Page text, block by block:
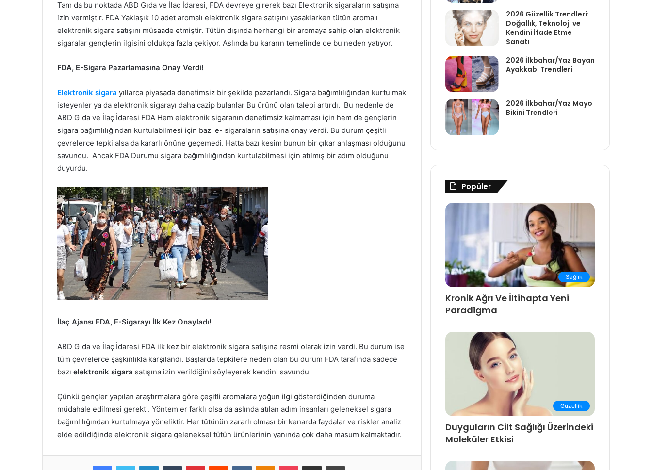
Tam da bu noktada ABD Gıda ve İlaç İdaresi, FDA devreye girerek bazı Elektronik sigaraların satışına
izin vermiştir. FDA Yaklaşık 10 adet aromalı elektronik sigara satışını yasaklarken tütün aromalı
elektronik sigara satışını müsaade etmiştir. Tütün dışında herhangi bir aromaya sahip olan elektronik
sigaralar gençlerin ilgisini oldukça fazla çekiyor. Aslında bu kararın temelinde de bu neden yatıyor.
FDA, E-Sigara Pazarlamasına Onay Verdi!
Elektronik sigara yıllarca piyasada denetimsiz bir şekilde pazarlandı. Sigara bağımlılığından kurtulmak
isteyenler ya da elektronik sigarayı daha cazip bulanlar Bu ürünü olan talebi artırdı. Bu nedenle de
ABD Gıda ve İlaç İdaresi FDA Hem elektronik sigaranın denetimsiz kalmaması için hem de gençlerin
sigara bağımlılığından kurtulabilmesi için bazı e- sigaraların satışına onay verdi. Bu durum çeşitli
çevrelerce tepki alsa da kararlı önüne geçemedi. Hatta bazı kesim bunun bir çıkar anlaşması olduğunu
savundu. Ancak FDA Durumu sigara bağımlılığından kurtulabilmesi için atılmış bir adım olduğunu
duyurdu.
İlaç Ajansı FDA, E-Sigarayı İlk Kez Onayladı!
ABD Gıda ve İlaç İdaresi FDA ilk kez bir elektronik sigara satışına resmi olarak izin verdi. Bu durum ise
tüm çevrelerce şaşkınlıkla karşılandı. Başlarda tepkilere neden olan bu durum FDA tarafında sadece
bazı elektronik sigara satışına izin verildiğini söyleyerek kendini savundu.
Çünkü gençler yapılan araştırmalara göre çeşitli aromalara yoğun ilgi gösterdiğinden duruma
müdahale edilmesi gerekti. Yöntemler farklı olsa da aslında atılan adım insanları geleneksel sigara
bağımlılığından kurtulmaya yöneliktir. Her tütünün zararlı olması bir kenarda faydalar ve riskler analiz
elde edildiğinde elektronik sigara geleneksel tütün ürünlerinin yanında çok daha masum kalmaktadır.
FacebookTwitter LinkedInTumblr PinterestReddit VKontakteOdnoklassniki
Pocket E-Posta ile paylaş Yazdır
2026 Güzellik Trendleri:
Doğallık, Teknoloji ve
Kendini İfade Etme
Sanatı
2026 İlkbahar/Yaz Bayan
Ayakkabı Trendleri
2026 İlkbahar/Yaz Mayo
Bikini Trendleri
Popüler
Sağlık
Kronik Ağrı Ve İltihapta Yeni
Paradigma
Güzellik
Duyguların Cilt Sağlığı Üzerindeki
Moleküler Etkisi